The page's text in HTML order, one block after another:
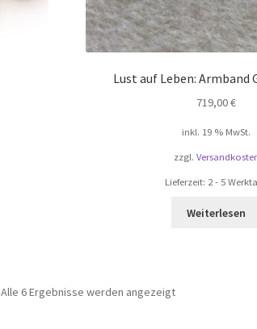
Lust auf Leben: Armband
719,00€
inkl. 19 % MwSt.
zzgl.
Lieferzeit: 2 - 5
Weiterlesen
Alle 6 Ergebnisse werden angezeigt